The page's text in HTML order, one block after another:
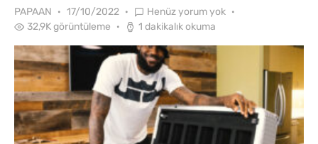
PAPAAN 17/10/2022
Henüz yorum yok
32,9K görüntüleme
1 dakikalık okuma